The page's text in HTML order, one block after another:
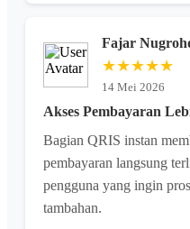
Fajar
★★★★★
14 Mei 2026
Akses Pembayaran
Bagian QRIS instan
pembayaran langsung
pengguna yang ingin
tambahan.